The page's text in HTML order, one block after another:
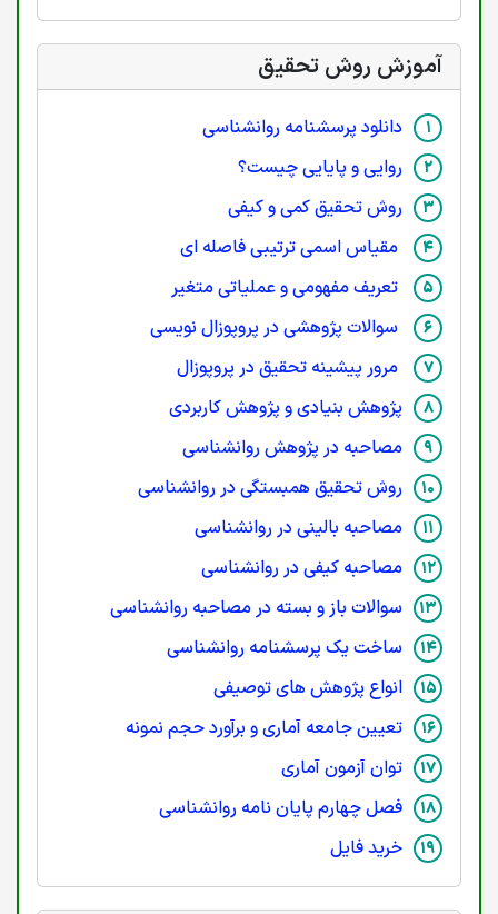
آموزش روش تحقیق
دانلود پرسشنامه روانشناسی
روایی و پایایی چیست؟
روش تحقیق کمی و کیفی
مقیاس اسمی ترتیبی فاصله ای
تعریف مفهومی و عملیاتی متغیر
سوالات پژوهشی در پروپوزال نویسی
مرور پیشینه تحقیق در پروپوزال
پژوهش بنیادی و پژوهش کاربردی
مصاحبه در پژوهش روانشناسی
روش تحقیق همبستگی در روانشناسی
مصاحبه بالینی در روانشناسی
مصاحبه کیفی در روانشناسی
سوالات باز و بسته در مصاحبه روانشناسی
ساخت یک پرسشنامه روانشناسی
انواع پژوهش های توصیفی
تعیین جامعه آماری و برآورد حجم نمونه
توان آزمون آماری
فصل چهارم پایان نامه روانشناسی
خرید فایل